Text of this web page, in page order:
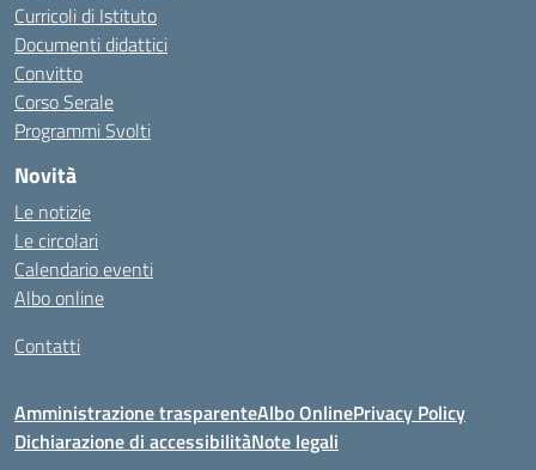
Curricoli di Istituto
Documenti didattici
Convitto
Corso Serale
Programmi Svolti
Novità
Le notizie
Le circolari
Calendario eventi
Albo online
Contatti
Amministrazione trasparenteAlbo OnlinePrivacy Policy
Dichiarazione di accessibilitàNote legali